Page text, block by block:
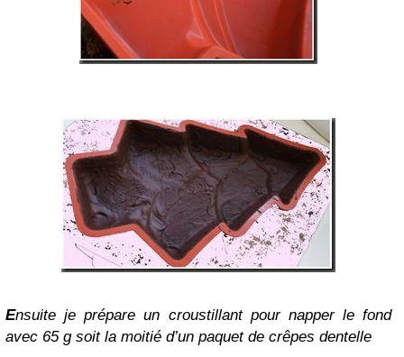
Ensuite je prépare un croustillant pour napper le fond
avec 65 g soit la moitié d’un paquet de crêpes dentelle